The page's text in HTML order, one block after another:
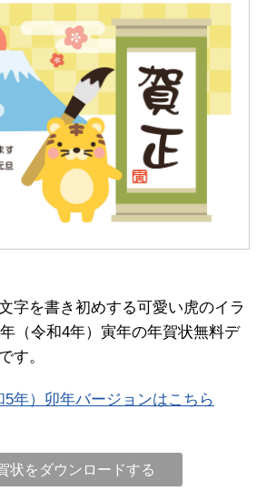
字を書き初めする可愛い虎のイラ
（令和4年）寅年の年賀状無料デ
す。
5年）卯年バージョンはこちら
状をダウンロードする